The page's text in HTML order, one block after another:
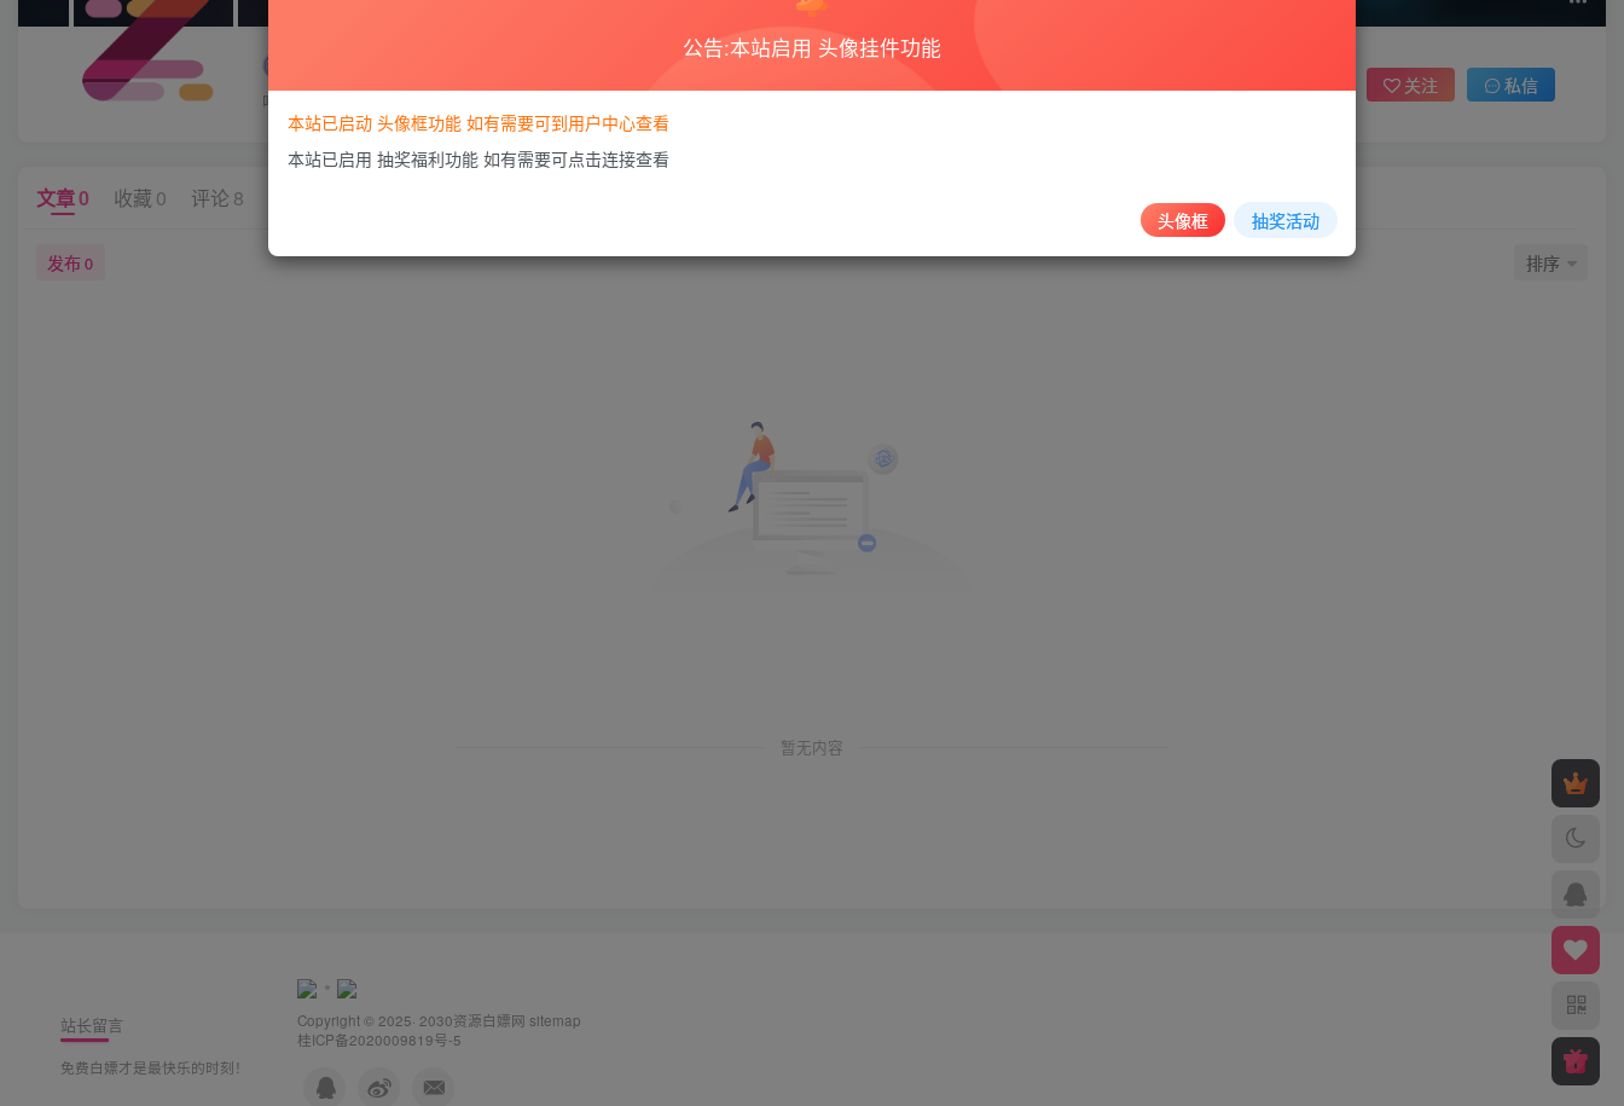
嘿锋影视：https://www.hfystv.com/
关注 私信
文章0 收藏 0 评论 8
发布0 排序
暂无内容
站长留言
免费白嫖才是最快乐的时刻！
Copyright © 2025· 2030资源白嫖网 sitemap
桂ICP备2020009819号-5
公告:本站启用 头像挂件功能
本站已启动 头像框功能 如有需要可到用户中心查看
本站已启用 抽奖福利功能 如有需要可点击连接查看
头像框 抽奖活动